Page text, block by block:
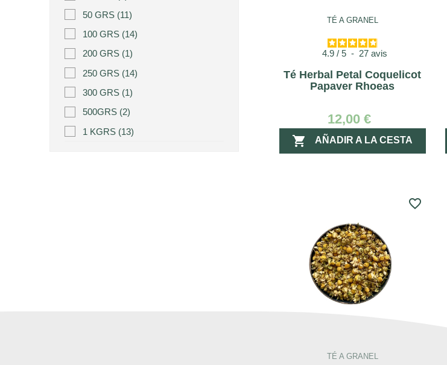
50 GRS (11)
100 GRS (14)
200 GRS (1)
250 GRS (14)
300 GRS (1)
500GRS (2)
1 KGRS (13)
TÉ A GRANEL
4.9 / 5 - 27avis
Té Herbal Petal Coquelicot
Papaver Rhoeas
12,00 €
 AÑADIR A LA CESTA
TÉ A GRANEL
favorite_border